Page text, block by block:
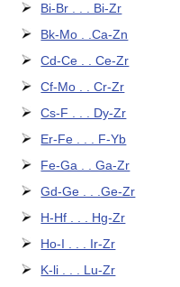
Bi-Br . . . Bi-Zr
Bk-Mo . .Ca-Zn
Cd-Ce . . Ce-Zr
Cf-Mo . . Cr-Zr
Cs-F . . . Dy-Zr
Er-Fe . . . F-Yb
Fe-Ga . . Ga-Zr
Gd-Ge . . .Ge-Zr
H-Hf . . . Hg-Zr
Ho-I . . . Ir-Zr
K-li . . . Lu-Zr